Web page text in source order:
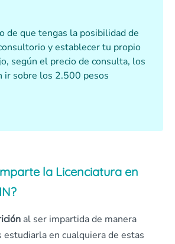
de que tengas la posibilidad de
y establecer tu propio
según el precio de consulta, los
ir sobre los 2.500 pesos
la Licenciatura en
al ser impartida de manera
estudiarla en cualquiera de estas